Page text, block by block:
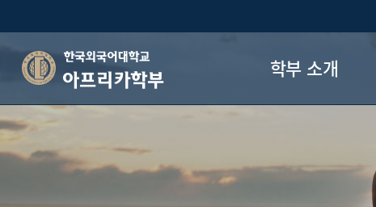
아프리카학부 학부 소개
교육 목표